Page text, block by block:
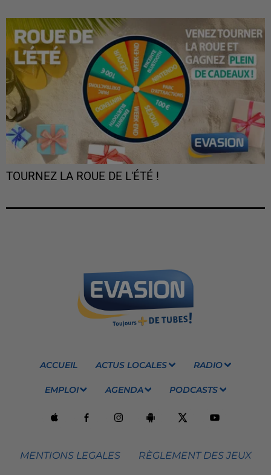
TOURNEZ LA ROUE DE L'ÉTÉ !
ACCUEIL ACTUS LOCALES RADIO
EMPLOI AGENDA PODCASTS
MENTIONS LEGALES RÈGLEMENT DES JEUX